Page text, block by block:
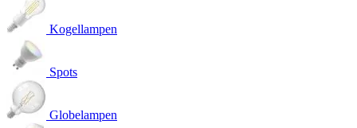
Kogellampen
Spots
Globelampen